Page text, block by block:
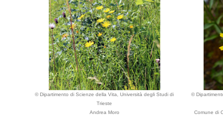
© Dipartimento di Scienze della Vita, Università degli Studi di
Trieste
Andrea Moro
©
Comune di